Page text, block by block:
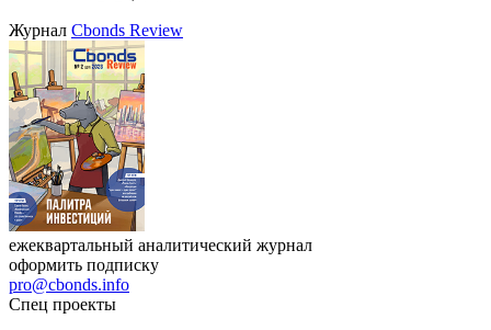
Журнал Cbonds Review
ежеквартальный аналитический журнал
оформить подписку
pro@cbonds.info
Спец проекты